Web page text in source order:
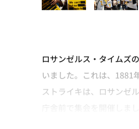
ロサンゼルス・タイムズ
いました。これは、1881
ストライキは、ロサンゼ